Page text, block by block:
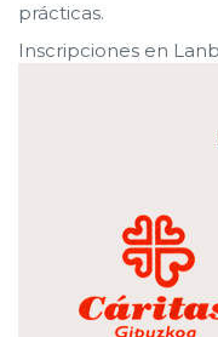
prácticas.
Inscripciones en